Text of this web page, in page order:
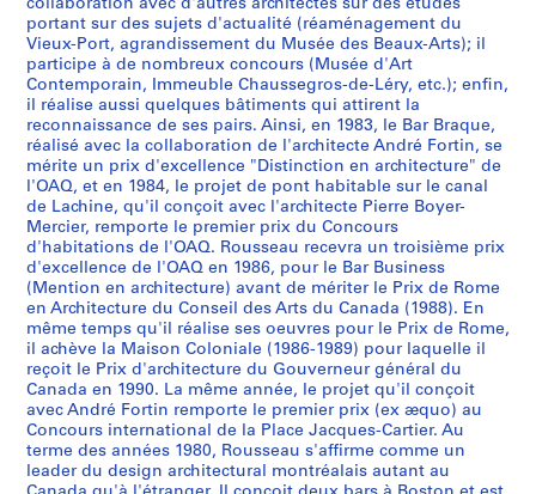
8
2
AP066.S2.D4
9
8
3
AP066.S2.D6
e
u
x
-
P
o
r
t
d
e
M
o
n
r
é
a
l
,
a
l
,
1
9
8
5
AP066.S2.D13
é
a
l
,
1
9
8
6
AP066.S2.D18
AP066.S2.D24
9
9
1
AP066.S2.D29
i
c
a
l
e
s
d
u
C
a
n
a
d
a
,
1
9
9
3
AP066.S2.D36
c
u
l
e
d
e
m
é
t
r
o
,
1
9
9
4
AP066.S2.D37
u
é
b
e
c
,
1
9
9
4
-
1
9
9
5
AP066.S2.D38
AP066.S2.D42
a
b
e
l
,
1
9
7
6
AP066.S2.D48
AP066.S2.D53
1
9
8
3
AP066.S2.D67
9
8
5
AP066.S2.D73
9
8
7
AP066.S2.D78
C
o
n
c
o
u
r
s
n
a
t
i
o
n
a
l
d
e
s
C
o
n
c
o
u
r
s
"
A
r
c
h
t
e
c
t
u
C
o
n
c
o
u
r
s
d
u
M
u
s
é
e
d
'
a
r
C
o
n
c
o
u
r
s
m
u
n
i
c
p
a
l
p
o
C
o
n
c
o
u
r
s
m
u
n
i
c
p
a
l
"
C
N
a
t
i
o
n
a
l
C
o
m
p
e
i
t
i
o
n
C
o
n
c
o
u
r
s
i
n
t
e
r
n
a
t
i
o
n
C
o
n
c
o
u
r
s
i
n
t
e
r
n
a
t
i
o
n
C
o
n
c
o
u
r
s
n
a
t
i
o
n
a
l
"
L
'
C
o
n
c
o
u
r
s
d
u
M
u
s
é
e
r
é
g
i
M
o
n
u
m
e
n
t
p
o
u
r
l
e
s
f
ê
t
e
C
o
n
c
o
u
r
s
d
e
l
a
F
a
c
u
l
t
é
C
o
n
c
o
u
r
s
N
o
u
v
e
a
u
C
o
n
f
C
o
n
c
o
u
r
s
O
A
Q
-
P
o
n
t
s
h
a
)
:
Œ
u
v
r
e
s
d
u
p
r
i
x
d
e
R
o
m
collaboration avec d'autres architectes sur des études
portant sur des sujets d'actualité (réaménagement du
Vieux-Port, agrandissement du Musée des Beaux-Arts); il
participe à de nombreux concours (Musée d'Art
Contemporain, Immeuble Chaussegros-de-Léry, etc.); enfin,
il réalise aussi quelques bâtiments qui attirent la
reconnaissance de ses pairs. Ainsi, en 1983, le Bar Braque,
réalisé avec la collaboration de l'architecte André Fortin, se
mérite un prix d'excellence "Distinction en architecture" de
l'OAQ, et en 1984, le projet de pont habitable sur le canal
de Lachine, qu'il conçoit avec l'architecte Pierre Boyer-
Mercier, remporte le premier prix du Concours
d'habitations de l'OAQ. Rousseau recevra un troisième prix
d'excellence de l'OAQ en 1986, pour le Bar Business
(Mention en architecture) avant de mériter le Prix de Rome
en Architecture du Conseil des Arts du Canada (1988). En
même temps qu'il réalise ses oeuvres pour le Prix de Rome,
il achève la Maison Coloniale (1986-1989) pour laquelle il
reçoit le Prix d'architecture du Gouverneur général du
Canada en 1990. La même année, le projet qu'il conçoit
avec André Fortin remporte le premier prix (ex æquo) au
Concours international de la Place Jacques-Cartier. Au
terme des années 1980, Rousseau s'affirme comme un
leader du design architectural montréalais autant au